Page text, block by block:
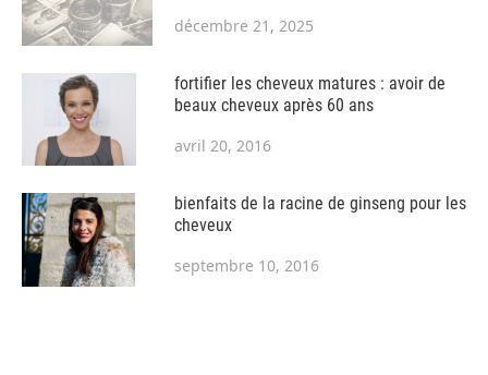
décembre 21, 2025
fortifier les cheveux matures : avoir de
beaux cheveux après 60 ans
avril 20, 2016
bienfaits de la racine de ginseng pour les
cheveux
septembre 10, 2016